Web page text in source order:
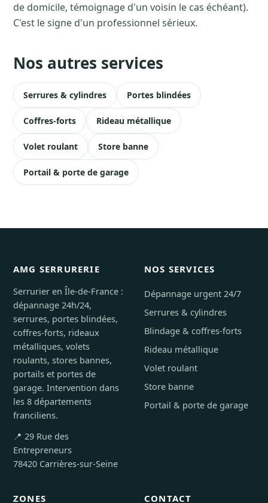
de domicile, témoignage d'un voisin le cas échéant).
C'est le signe d'un professionnel sérieux.
Nos autres services
Serrures & cylindres Portes blindées
Coffres-forts Rideau métallique
Volet roulant Store banne
Portail & porte de garage
AMG SERRURERIE
Serrurier en Île-de-France :
dépannage 24h/24,
serrures, portes blindées,
coffres-forts, rideaux
métalliques, volets
roulants, stores bannes,
portails et portes de
garage. Intervention dans
les 8 départements
franciliens.
📍 29 Rue des
Entrepreneurs
78420 Carrières-sur-Seine
NOS SERVICES
Dépannage urgent 24/7
Serrures & cylindres
Blindage & coffres-forts
Rideau métallique
Volet roulant
Store banne
Portail & porte de garage
ZONES CONTACT